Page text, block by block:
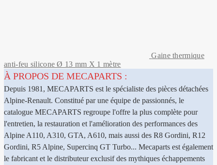
Gaine thermique
anti-feu silicone Ø 13 mm X 1 mètre
À PROPOS DE MECAPARTS :
Depuis 1981, MECAPARTS est le spécialiste des pièces détachées
Alpine-Renault. Constitué par une équipe de passionnés, le
catalogue MECAPARTS regroupe l'offre la plus complète pour
l'entretien, la restauration et l'amélioration des performances des
Alpine A110, A310, GTA, A610, mais aussi des R8 Gordini, R12
Gordini, R5 Alpine, Supercinq GT Turbo... Mecaparts est également
le fabricant et le distributeur exclusif des mythiques échappements